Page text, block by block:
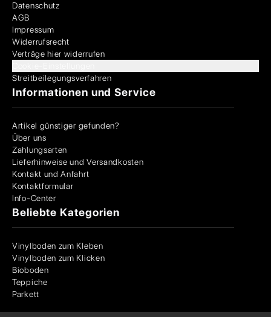
Datenschutz
AGB
Impressum
Widerrufsrecht
Verträge hier widerrufen
Streitbeilegungsverfahren
Informationen und Service
Artikel günstiger gefunden?
Über uns
Zahlungsarten
Lieferhinweise und Versandkosten
Kontakt und Anfahrt
Kontaktformular
Info-Center
Beliebte Kategorien
Vinylboden zum Kleben
Vinylboden zum Klicken
Bioboden
Teppiche
Parkett